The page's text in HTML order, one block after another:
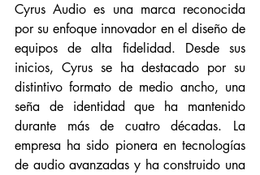
Cyrus Audio es una marca reconocida
por su enfoque innovador en el diseño de
equipos de alta fidelidad. Desde sus
inicios, Cyrus se ha destacado por su
distintivo formato de medio ancho, una
seña de identidad que ha mantenido
durante más de cuatro décadas. La
empresa ha sido pionera en tecnologías
de audio avanzadas y ha construido una